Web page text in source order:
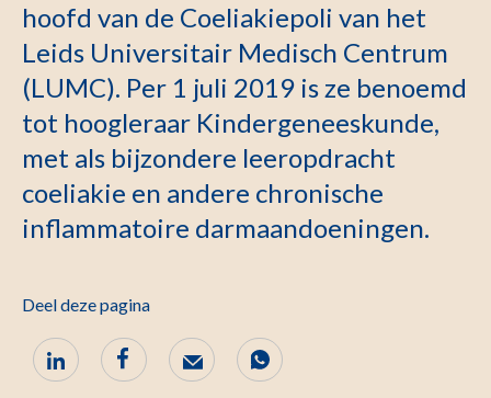
hoofd van de Coeliakiepoli van het
Leids Universitair Medisch Centrum
(LUMC). Per 1 juli 2019 is ze benoemd
tot hoogleraar Kindergeneeskunde,
met als bijzondere leeropdracht
coeliakie en andere chronische
inflammatoire darmaandoeningen.
Deel deze pagina